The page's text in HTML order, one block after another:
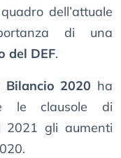
dell’attuale
di una
del DEF.
Bilancio 2020 ha
le clausole di
2021 gli aumenti